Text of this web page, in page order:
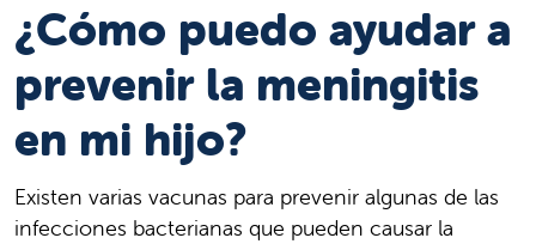
¿Cómo puedo ayudar a
prevenir la meningitis
en mi hijo?
Existen varias vacunas para prevenir algunas de las
infecciones bacterianas que pueden causar la